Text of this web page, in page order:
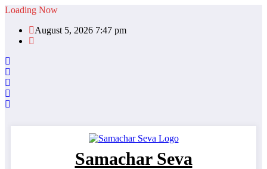
Skip
content
Loading Now
August 5, 2026 7:47 pm
Samachar Seva